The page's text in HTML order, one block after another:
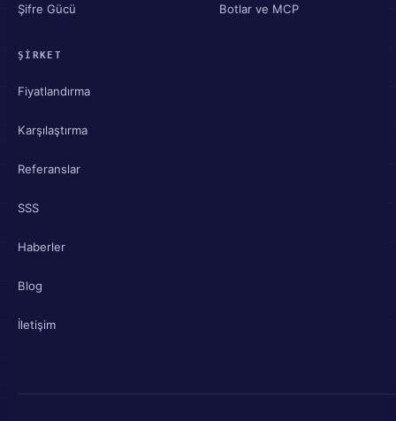
Şifre Gücü Botlar ve MCP
ŞIRKET
Fiyatlandırma
Karşılaştırma
Referanslar
SSS
Haberler
Blog
İletişim